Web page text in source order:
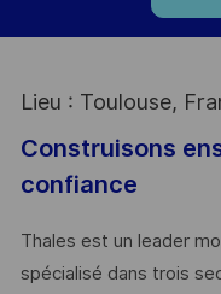
Lieu : Toulouse,
Construisons
confiance
Thales est un leader
spécialisé dans trois